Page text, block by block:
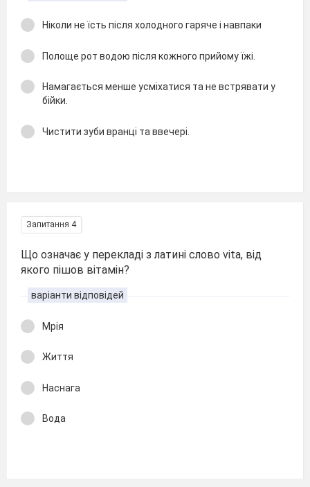
Ніколи не їсть після холодного гаряче і навпаки
Полоще рот водою після кожного прийому їжі.
Намагається менше усміхатися та не встрявати у
бійки.
Чистити зуби вранці та ввечері.
Запитання 4
Що означає у перекладі з латині слово vita, від
якого пішов вітамін?
варіанти відповідей
Мрія
Життя
Наснага
Вода